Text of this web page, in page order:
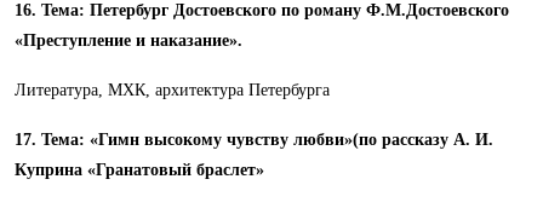
16. Тема: Петербург Достоевского по роману Ф.М.Достоевского
«Преступление и наказание».
Литература, МХК, архитектура Петербурга
17. Тема: «Гимн высокому чувству любви»(по рассказу А. И.
Куприна «Гранатовый браслет»